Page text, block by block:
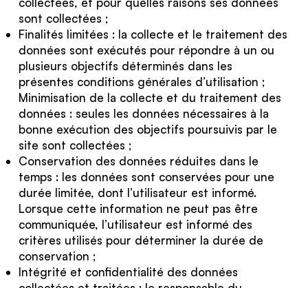
sont collectées ;
Finalités limitées : la collecte et le traitement des
données sont exécutés pour répondre à un ou
plusieurs objectifs déterminés dans les
présentes conditions générales d’utilisation ;
Minimisation de la collecte et du traitement des
données : seules les données nécessaires à la
bonne exécution des objectifs poursuivis par le
site sont collectées ;
Conservation des données réduites dans le
temps : les données sont conservées pour une
durée limitée, dont l’utilisateur est informé.
Lorsque cette information ne peut pas être
communiquée, l’utilisateur est informé des
critères utilisés pour déterminer la durée de
conservation ;
Intégrité et confidentialité des données